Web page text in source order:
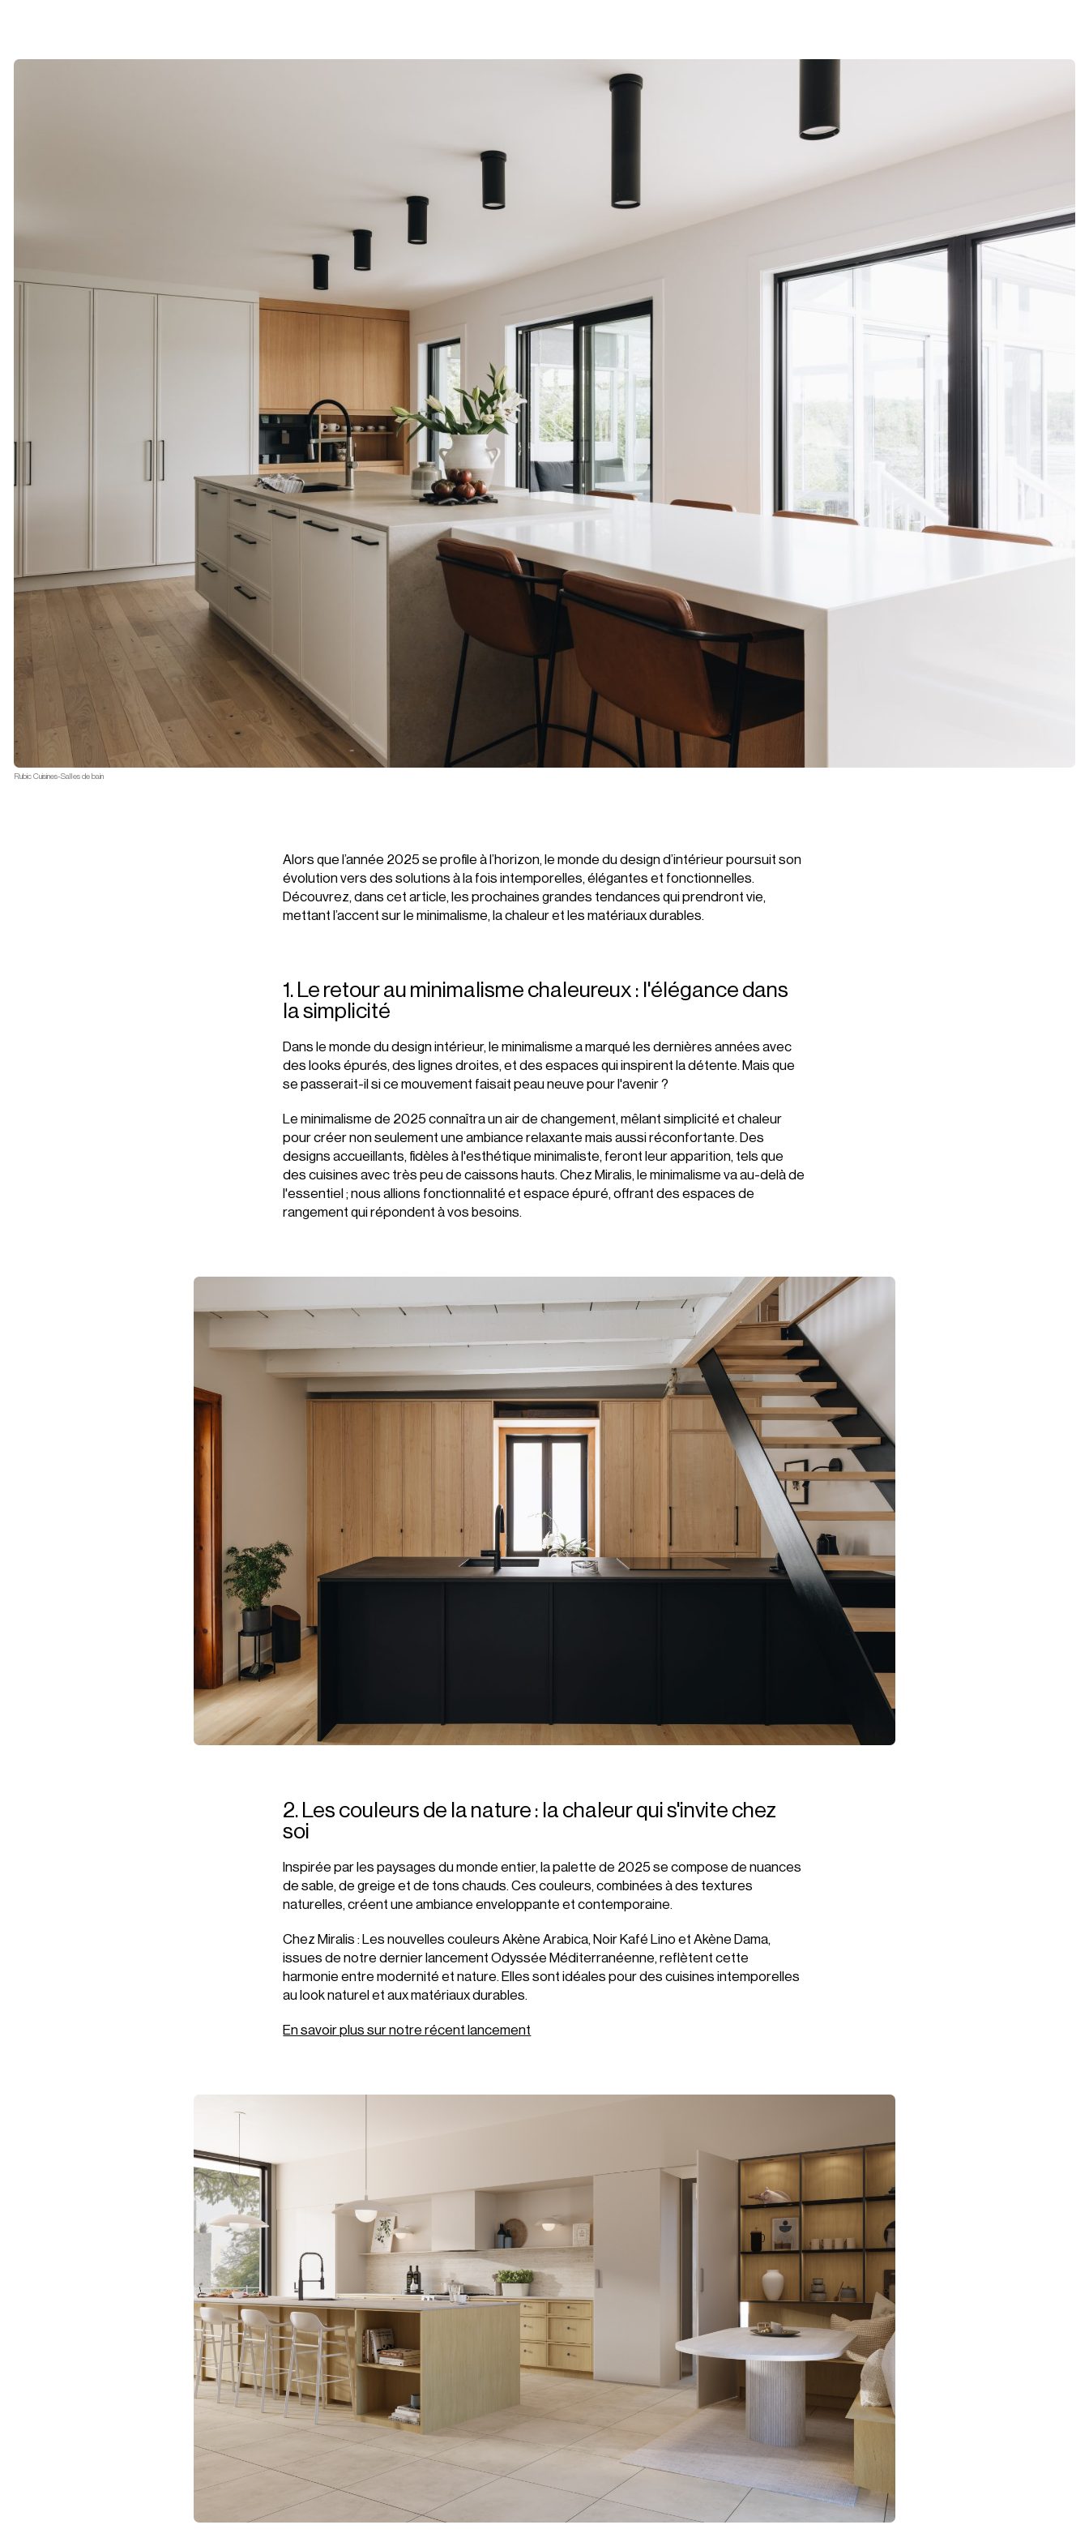
Rubic Cuisines-Salles de bain
Alors que l’année 2025 se profile à l’horizon, le monde du design d’intérieur poursuit son
évolution vers des solutions à la fois intemporelles, élégantes et fonctionnelles.
Découvrez, dans cet article, les prochaines grandes tendances qui prendront vie,
mettant l’accent sur le minimalisme, la chaleur et les matériaux durables.
1. Le retour au minimalisme chaleureux : l'élégance dans
la simplicité
Dans le monde du design intérieur, le minimalisme a marqué les dernières années avec
des looks épurés, des lignes droites, et des espaces qui inspirent la détente. Mais que
se passerait-il si ce mouvement faisait peau neuve pour l'avenir ?
Le minimalisme de 2025 connaîtra un air de changement, mêlant simplicité et chaleur
pour créer non seulement une ambiance relaxante mais aussi réconfortante. Des
designs accueillants, fidèles à l'esthétique minimaliste, feront leur apparition, tels que
des cuisines avec très peu de caissons hauts. Chez Miralis, le minimalisme va au-delà de
l'essentiel ; nous allions fonctionnalité et espace épuré, offrant des espaces de
rangement qui répondent à vos besoins.
2. Les couleurs de la nature : la chaleur qui s'invite chez
soi
Inspirée par les paysages du monde entier, la palette de 2025 se compose de nuances
de sable, de greige et de tons chauds. Ces couleurs, combinées à des textures
naturelles, créent une ambiance enveloppante et contemporaine.
Chez Miralis : Les nouvelles couleurs Akène Arabica, Noir Kafé Lino et Akène Dama,
issues de notre dernier lancement Odyssée Méditerranéenne, reflètent cette
harmonie entre modernité et nature. Elles sont idéales pour des cuisines intemporelles
au look naturel et aux matériaux durables.
En savoir plus sur notre récent lancement